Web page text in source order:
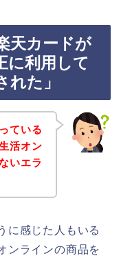
天カードが
に利用して
れた」
ている
活オン
いエラ
に感じた人もいる
ンラインの商品を